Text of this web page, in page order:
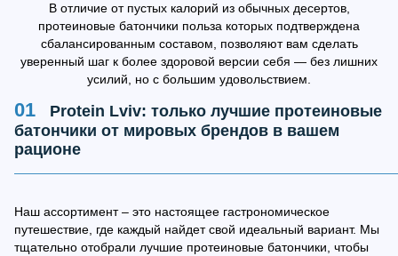
В отличие от пустых калорий из обычных десертов,
протеиновые батончики польза которых подтверждена
сбалансированным составом, позволяют вам сделать
уверенный шаг к более здоровой версии себя — без лишних
усилий, но с большим удовольствием.
Protein Lviv: только лучшие протеиновые
батончики от мировых брендов в вашем
рационе
Наш ассортимент – это настоящее гастрономическое
путешествие, где каждый найдет свой идеальный вариант. Мы
тщательно отобрали лучшие протеиновые батончики, чтобы